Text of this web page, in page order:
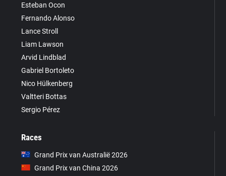
Esteban Ocon
Fernando Alonso
Lance Stroll
Liam Lawson
Arvid Lindblad
Gabriel Bortoleto
Nico Hülkenberg
Valtteri Bottas
Sergio Pérez
Races
Grand Prix van Australië 2026
Grand Prix van China 2026